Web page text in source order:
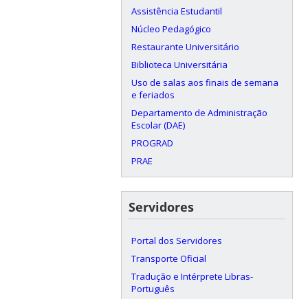
Assistência Estudantil
Núcleo Pedagógico
Restaurante Universitário
Biblioteca Universitária
Uso de salas aos finais de semana
e feriados
Departamento de Administração
Escolar (DAE)
PROGRAD
PRAE
Servidores
Portal dos Servidores
Transporte Oficial
Tradução e Intérprete Libras-
Português